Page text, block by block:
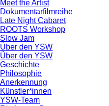
Meet the Artist
Dokumentarfilmreihe
Late Night Cabaret
ROOTS Workshop
Slow Jam
Über den YSW
Über den YSW
Geschichte
Philosophie
Anerkennung
Künstler*innen
YSW-Team